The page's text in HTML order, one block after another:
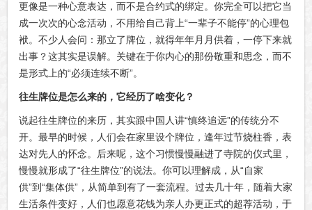
更像是一种心意表达，而不是合约式的绑定。你完全可以把它当
成一次次的心念活动，不用给自己背上“一辈子不能停”的心理包
袱。不少人会问：那立了牌位，就得年年月月供着，一停下来就
出事？这其实是误解。关键在于你内心的那份敬重和思念，而不
是形式上的“必须连续不断”。
往生牌位是怎么来的，它经历了啥变化？
说起往生牌位的来历，其实跟中国人讲“慎终追远”的传统分不
开。最早的时候，人们会在家里设个牌位，逢年过节烧柱香，表
达对先人的怀念。后来呢，这个习惯慢慢融进了寺院的仪式里，
慢慢就形成了“往生牌位”的说法。你可以理解成，从“自家
供”到“集体供”，从简单到有了一套流程。过去几十年，随着大家
生活条件变好，人们也愿意花钱为亲人办更正式的超荐活动，于